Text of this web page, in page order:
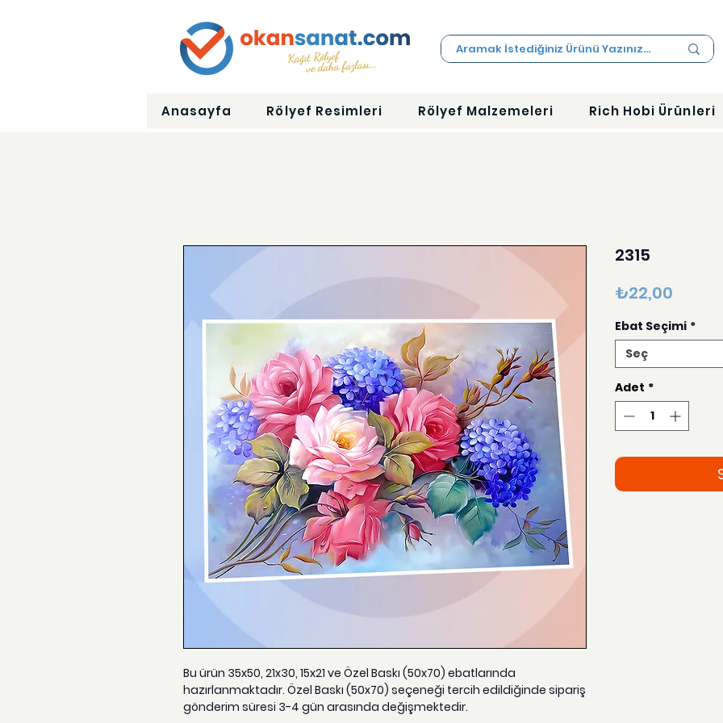
Anasayfa Rölyef Resimleri Rölyef Malzemeleri Rich Hobi Ürünleri
Bu ürün 35x50, 21x30, 15x21 ve Özel Baskı (50x70) ebatlarında
hazırlanmaktadır. Özel Baskı (50x70) seçeneği tercih edildiğinde sipariş
gönderim süresi 3-4 gün arasında değişmektedir.
2315
₺22,00
Ebat Seçimi *
Seç
Adet *